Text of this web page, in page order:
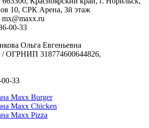
10, СРК Арена, 3й этаж
mx@maxx.ru
00-33
Ольга Евгеньевна
ОГРНИП 318774600644826,
33
Maxx Burger
Maxx Chicken
Maxx Pizza